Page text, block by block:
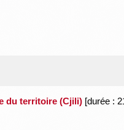
du territoire (Cjili) [durée :